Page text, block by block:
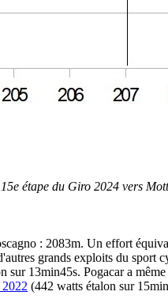
étape du Giro 2024 vers
: 2083m. Un effort
grands exploits du sport
sur 13min45s. Pogacar a
(442 watts étalon sur